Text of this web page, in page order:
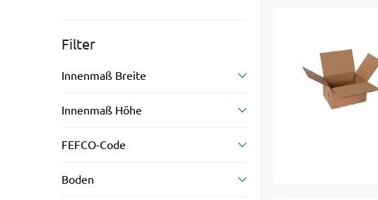
Filter
Innenmaß Breite
Innenmaß Höhe
FEFCO-Code
Boden